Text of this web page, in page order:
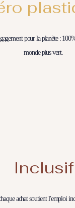
pour la planète :
monde plus vert.
Inclusif
achat soutient l'emploi